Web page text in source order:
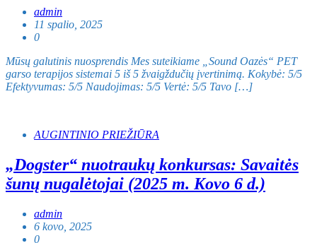
admin
11 spalio, 2025
0
Mūsų galutinis nuosprendis Mes suteikiame „Sound Oazės“ PET
garso terapijos sistemai 5 iš 5 žvaigždučių įvertinimą. Kokybė: 5/5
Efektyvumas: 5/5 Naudojimas: 5/5 Vertė: 5/5 Tavo […]
AUGINTINIO PRIEŽIŪRA
„Dogster“ nuotraukų konkursas: Savaitės
šunų nugalėtojai (2025 m. Kovo 6 d.)
admin
6 kovo, 2025
0